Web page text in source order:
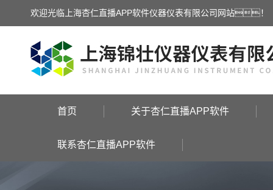
欢迎光临上海杏仁直播APP软件仪器仪表有限公司网站！
首页 关于杏仁直播APP软件
联系杏仁直播APP软件